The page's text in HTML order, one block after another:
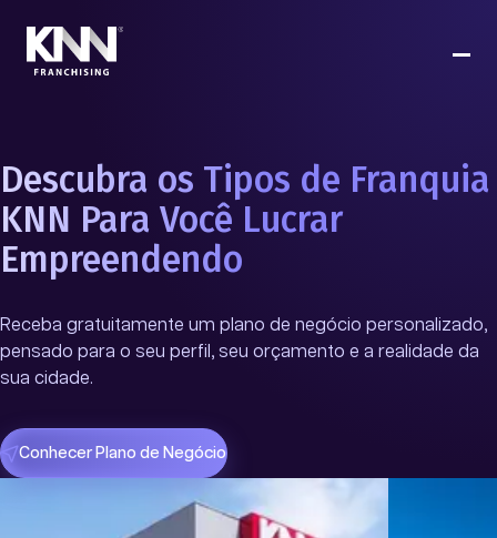
Descubra os Tipos de Franquia
KNN Para Você Lucrar
Empreendendo
Receba gratuitamente um plano de negócio personalizado,
pensado para o seu perfil, seu orçamento e a realidade da
sua cidade.
Conhecer Plano de Negócio